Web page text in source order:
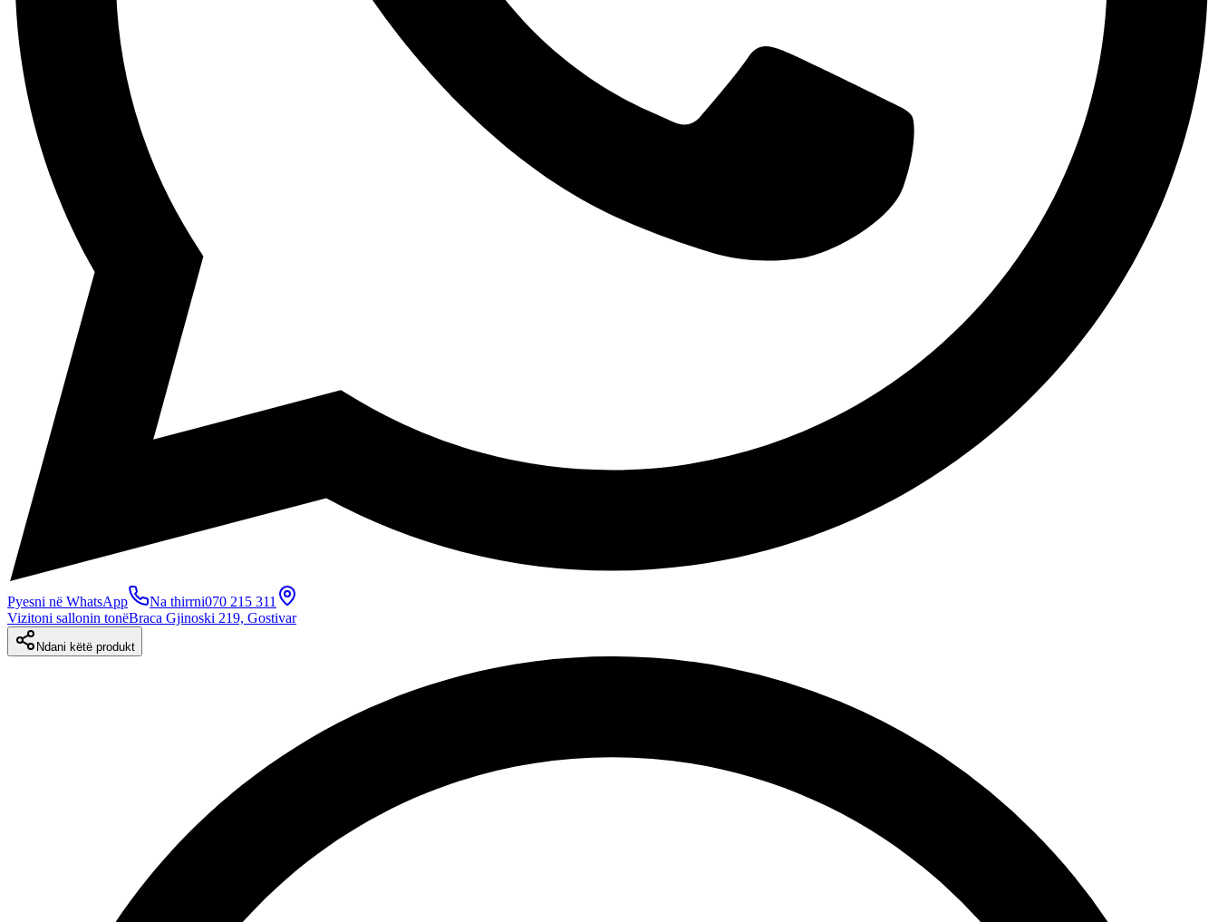
Pyesni në WhatsApp Na thirrni070 215 311
Vizitoni sallonin tonëBraca Gjinoski 219, Gostivar
Ndani këtë produkt